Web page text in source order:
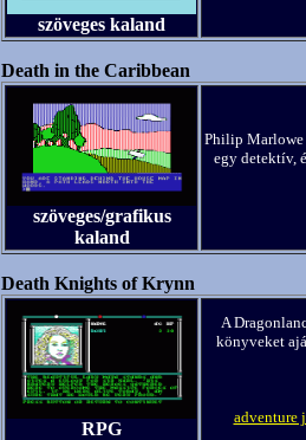
szöveges kaland
Death in the Caribbean
szöveges/grafikus
kaland
Philip Marlowe
egy detektív,
Death Knights of Krynn
RPG
A
könyveket
adventure